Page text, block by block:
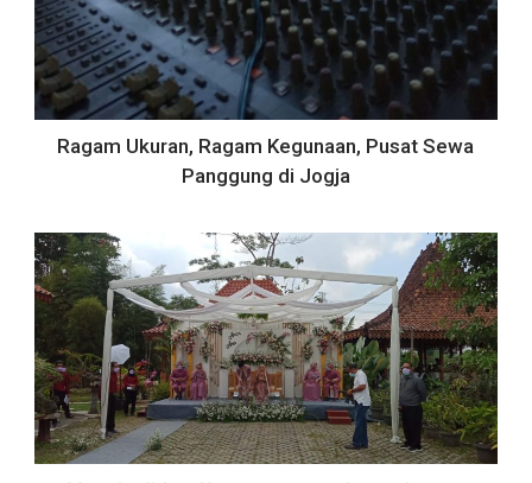
Ragam Ukuran, Ragam Kegunaan, Pusat Sewa
Panggung di Jogja